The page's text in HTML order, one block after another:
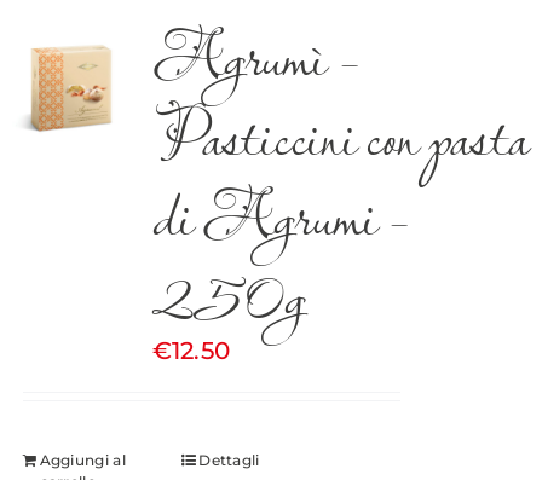
Agrumì –
Pasticcini con pasta
di Agrumi –
250g
€12.50
Aggiungi al
Dettagli